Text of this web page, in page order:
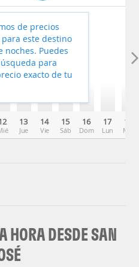
13
Jue
14
Vie
15
Sáb
16
Dom
17
Lun
18
Mar
de precios
este destino
noches. Puedes
para
exacto de tu
HORA DESDE SAN